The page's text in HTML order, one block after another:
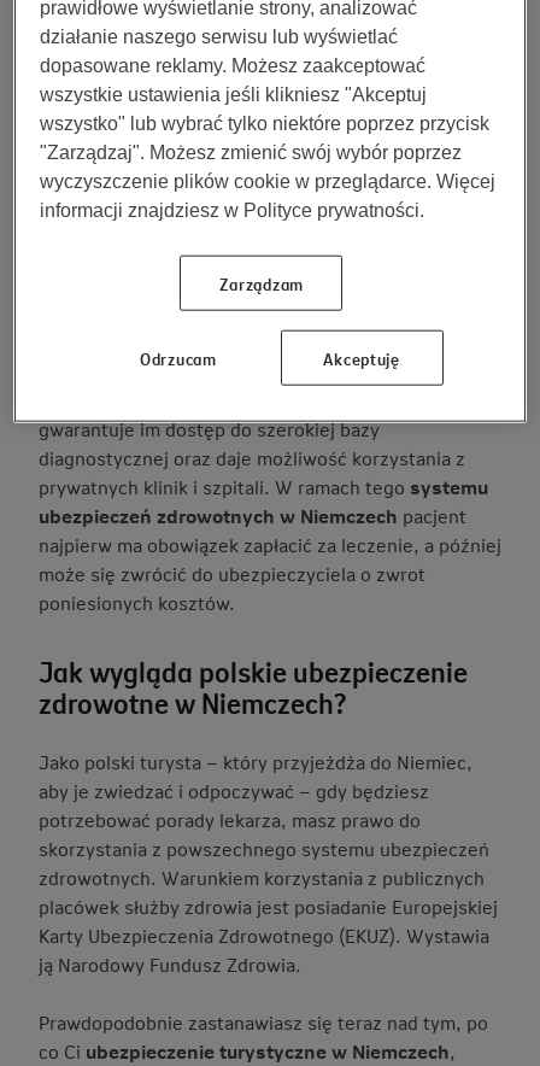
Niemczech?
Niemiecka służba zdrowia opiera się na dwóch
filarach. Pierwszy to system państwowy, a drugi –
prywatny. Powszechne ubezpieczenie zdrowotne –
tak samo, jak w Polsce – jest obowiązkowe i wszyscy
Niemcy są nim objęci. To najważniejsze źródło
finansowania służby zdrowia
. Jako obcokrajowiec
możesz skorzystać z jednej z wielu publicznych kas
jest nim objęta bardzo niewielka liczba Niemców –
gwarantuje im dostęp do szerokiej bazy
diagnostycznej oraz daje możliwość korzystania z
prywatnych klinik i szpitali. W ramach tego systemu
ubezpieczeń zdrowotnych w Niemczech pacjent
najpierw ma obowiązek zapłacić za leczenie, a później
może się zwrócić do ubezpieczyciela o zwrot
poniesionych kosztów.
Jak wygląda polskie ubezpieczenie
zdrowotne w Niemczech?
Jako polski turysta – który przyjeżdża do Niemiec,
aby je zwiedzać i odpoczywać – gdy będziesz
potrzebować porady lekarza, masz prawo do
skorzystania z powszechnego systemu ubezpieczeń
zdrowotnych. Warunkiem korzystania z publicznych
placówek służby zdrowia jest posiadanie Europejskiej
Karty Ubezpieczenia Zdrowotnego (EKUZ). Wystawia
ją Narodowy Fundusz Zdrowia.
Prawdopodobnie zastanawiasz się teraz nad tym, po
co Ci ubezpieczenie turystyczne w Niemczech,
prawidłowe wyświetlanie strony, analizować
działanie naszego serwisu lub wyświetlać
dopasowane reklamy. Możesz zaakceptować
wszystkie ustawienia jeśli klikniesz "Akceptuj
wszystko" lub wybrać tylko niektóre poprzez przycisk
"Zarządzaj". Możesz zmienić swój wybór poprzez
wyczyszczenie plików cookie w przeglądarce. Więcej
informacji znajdziesz w Polityce prywatności.
Zarządzam
Odrzucam Akceptuję